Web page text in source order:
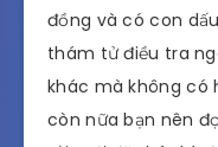
đồng và có con
thám tử điều tra
khác mà không có
còn nữa bạn nên